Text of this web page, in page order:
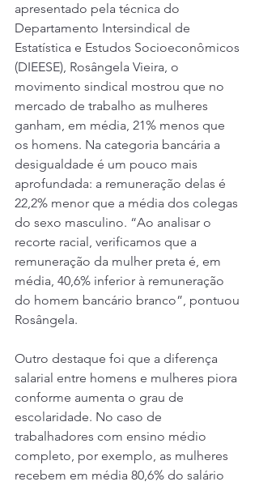
apresentado pela técnica do
Departamento Intersindical de
Estatística e Estudos Socioeconômicos
(DIEESE), Rosângela Vieira, o
movimento sindical mostrou que no
mercado de trabalho as mulheres
ganham, em média, 21% menos que
os homens. Na categoria bancária a
desigualdade é um pouco mais
aprofundada: a remuneração delas é
22,2% menor que a média dos colegas
do sexo masculino. “Ao analisar o
recorte racial, verificamos que a
remuneração da mulher preta é, em
média, 40,6% inferior à remuneração
do homem bancário branco”, pontuou
Rosângela.
Outro destaque foi que a diferença
salarial entre homens e mulheres piora
conforme aumenta o grau de
escolaridade. No caso de
trabalhadores com ensino médio
completo, por exemplo, as mulheres
recebem em média 80,6% do salário